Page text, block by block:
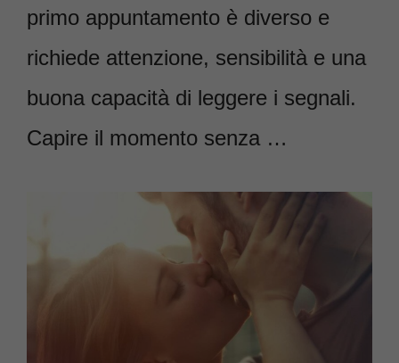
primo appuntamento è diverso e
richiede attenzione, sensibilità e una
buona capacità di leggere i segnali.
Capire il momento senza …